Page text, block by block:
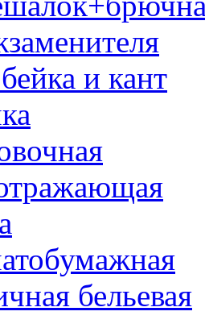
и кант
бельевая